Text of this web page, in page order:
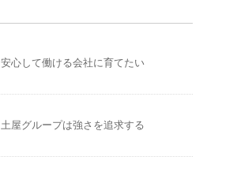
安心して働ける会社に育てたい
土屋グループは強さを追求する